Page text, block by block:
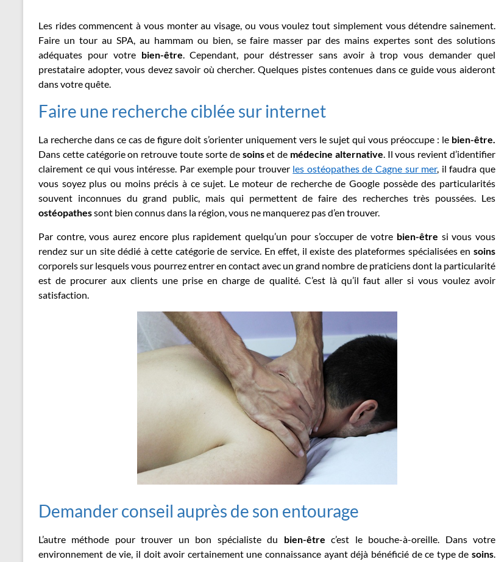
Les rides commencent à vous monter au visage, ou vous voulez tout simplement vous détendre sainement.
Faire un tour au SPA, au hammam ou bien, se faire masser par des mains expertes sont des solutions
adéquates pour votre bien-être. Cependant, pour déstresser sans avoir à trop vous demander quel
prestataire adopter, vous devez savoir où chercher. Quelques pistes contenues dans ce guide vous aideront
dans votre quête.
Faire une recherche ciblée sur internet
La recherche dans ce cas de figure doit s’orienter uniquement vers le sujet qui vous préoccupe : le bien-être.
Dans cette catégorie on retrouve toute sorte de soinset de médecine alternative. Il vous revient d’identifier
clairement ce qui vous intéresse. Par exemple pour trouver les ostéopathes de Cagne sur mer, il faudra que
vous soyez plus ou moins précis à ce sujet. Le moteur de recherche de Google possède des particularités
souvent inconnues du grand public, mais qui permettent de faire des recherches très poussées. Les
ostéopathessont bien connus dans la région, vous ne manquerez pas d’en trouver.
Par contre, vous aurez encore plus rapidement quelqu’un pour s’occuper de votre bien-être si vous vous
rendez sur un site dédié à cette catégorie de service. En effet, il existe des plateformes spécialisées en soins
corporels sur lesquels vous pourrez entrer en contact avec un grand nombre de praticiens dont la particularité
est de procurer aux clients une prise en charge de qualité. C’est là qu’il faut aller si vous voulez avoir
satisfaction.
Demander conseil auprès de son entourage
L’autre méthode pour trouver un bon spécialiste du bien-être c’est le bouche-à-oreille. Dans votre
environnement de vie, il doit avoir certainement une connaissance ayant déjà bénéficié de ce type de soins.